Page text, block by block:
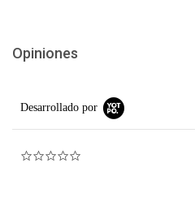
Opiniones
Desarrollado por